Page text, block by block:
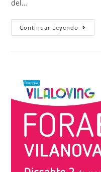
del…
Continuar Leyendo